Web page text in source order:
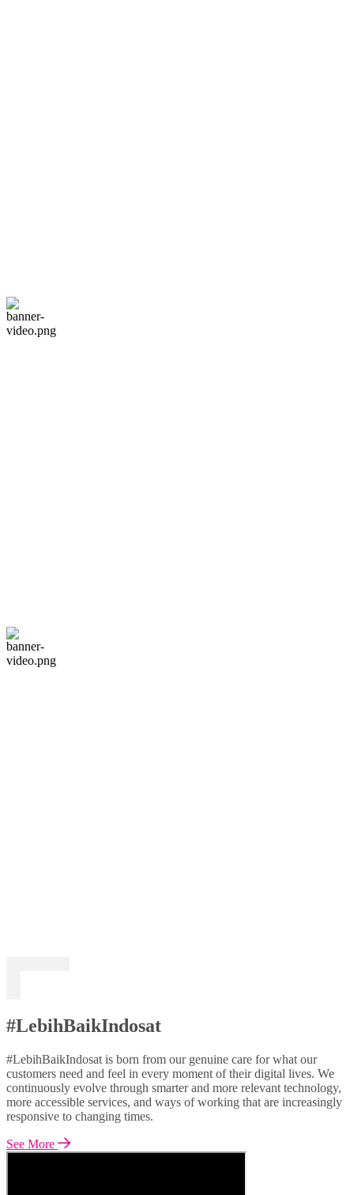
#LebihBaikIndosat
#LebihBaikIndosat is born from our genuine care for what our
customers need and feel in every moment of their digital lives. We
continuously evolve through smarter and more relevant technology,
more accessible services, and ways of working that are increasingly
responsive to changing times.
See More